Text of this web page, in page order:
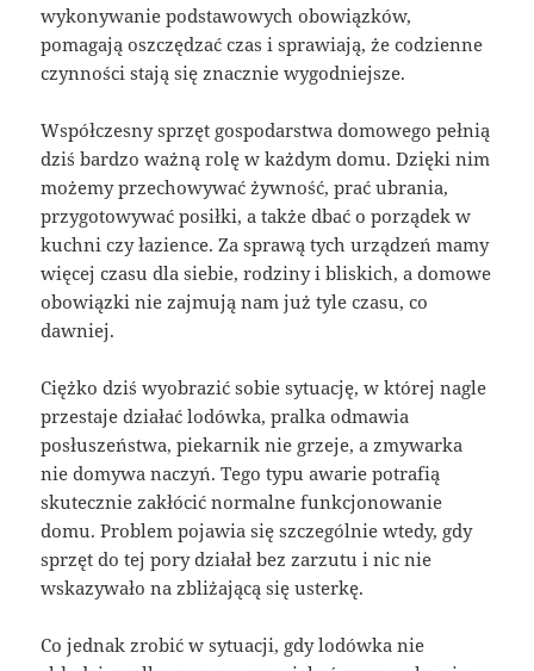
wykonywanie podstawowych obowiązków,
pomagają oszczędzać czas i sprawiają, że codzienne
czynności stają się znacznie wygodniejsze.
Współczesny sprzęt gospodarstwa domowego pełnią
dziś bardzo ważną rolę w każdym domu. Dzięki nim
możemy przechowywać żywność, prać ubrania,
przygotowywać posiłki, a także dbać o porządek w
kuchni czy łazience. Za sprawą tych urządzeń mamy
więcej czasu dla siebie, rodziny i bliskich, a domowe
obowiązki nie zajmują nam już tyle czasu, co
dawniej.
Ciężko dziś wyobrazić sobie sytuację, w której nagle
przestaje działać lodówka, pralka odmawia
posłuszeństwa, piekarnik nie grzeje, a zmywarka
nie domywa naczyń. Tego typu awarie potrafią
skutecznie zakłócić normalne funkcjonowanie
domu. Problem pojawia się szczególnie wtedy, gdy
sprzęt do tej pory działał bez zarzutu i nic nie
wskazywało na zbliżającą się usterkę.
Co jednak zrobić w sytuacji, gdy lodówka nie